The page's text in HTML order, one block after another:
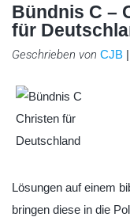
Bündnis C –
für
Geschrieben von CJB
Lösungen auf einem
bringen diese in die